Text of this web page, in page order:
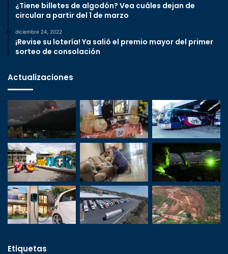
¿Tiene billetes de algodón? Vea cuáles dejan de
circular a partir del 1 de marzo
diciembre 24, 2022
¡Revise su lotería! Ya salió el premio mayor del primer
sorteo de consolación
Actualizaciones
Etiquetas